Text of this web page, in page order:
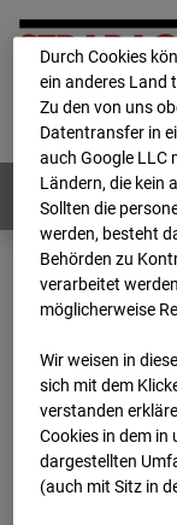
Home E-Mail
Deutsch /
Webcams:
Home
BC-170
2025
04
BC-
Durch Cookies
ein anderes Land
Zu den von uns
Datentransfer in
auch Google LLC
Ländern, die kein
Sollten die
werden, besteht
Behörden zu
verarbeitet
möglicherweise
Wir weisen in
sich mit dem
ver­standen
Cookies in dem
dargestellten
(auch mit Sitz in